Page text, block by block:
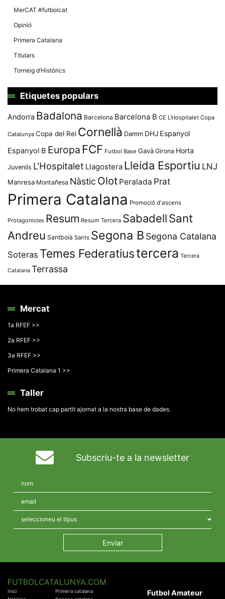
MerCAT #futbolcat
Opinió
Primera Catalana
Titulars
Torneig d’Històrics
Etiquetes populars
Andorra Badalona Barcelona Barcelona B CE L'Hospitalet Copa
Catalunya Copa del Rei Cornellà Damm DHJ Espanyol
Espanyol B Europa FCF Futbol Base Gavà Girona Horta
Juvenils L'Hospitalet Llagostera Lleida Esportiu LNJ
Manresa Montañesa Nàstic Olot Peralada Prat
Primera Catalana Promoció d'ascens
Protagonistes Resum Resum Tercera SabadellSant
Andreu Santboià Sants Segona B Segona Catalana
Soteras Temes Federatiustercera Tercera
Catalana Terrassa
Mercat
1a RFEF >>
2a RFEF >>
3a RFEF >>
Primera Catalana 1 >>
Taller
No hem trobat cap partit ajornat a la nostra base de dades.
Subscriu-te a la newsletter
FUTBOLCATALUNYA.COM
Inici
Primera catalana
Futbol Amateur